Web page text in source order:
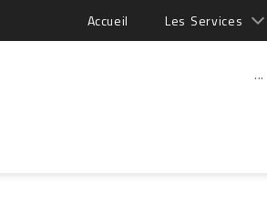
Accueil Les Services
...